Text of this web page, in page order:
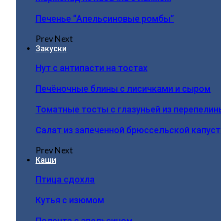
Печенье “Апельсиновые ромбы”
PrevNext
Закуски
Нут с антипасти на тостах
Печёночные блины с лисичками и сыром
Томатные тосты с глазуньей из
Салат из запеченной брюссельской
PrevNext
Каши
Птица сдохла
Кутья с изюмом